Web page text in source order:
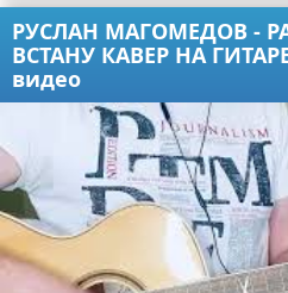
РУСЛАН МАГОМЕДОВ -
ВСТАНУ КАВЕР НА ГИТАРЕ
видео